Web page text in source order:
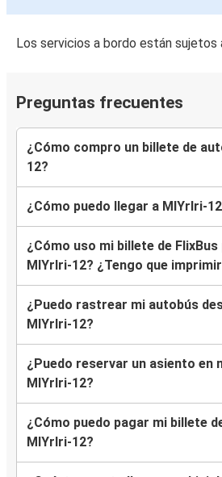
Los servicios a bordo están sujetos
Preguntas frecuentes
¿Cómo compro un billete de
12?
¿Cómo puedo llegar a MlYrlri-
¿Cómo uso mi billete de
MlYrlri-12? ¿Tengo que
¿Puedo rastrear mi autobús
MlYrlri-12?
¿Puedo reservar un asiento en
MlYrlri-12?
¿Cómo puedo pagar mi billete
MlYrlri-12?